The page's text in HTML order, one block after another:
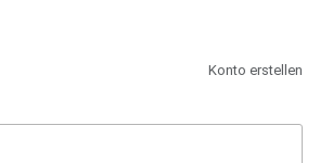
Konto erstellen